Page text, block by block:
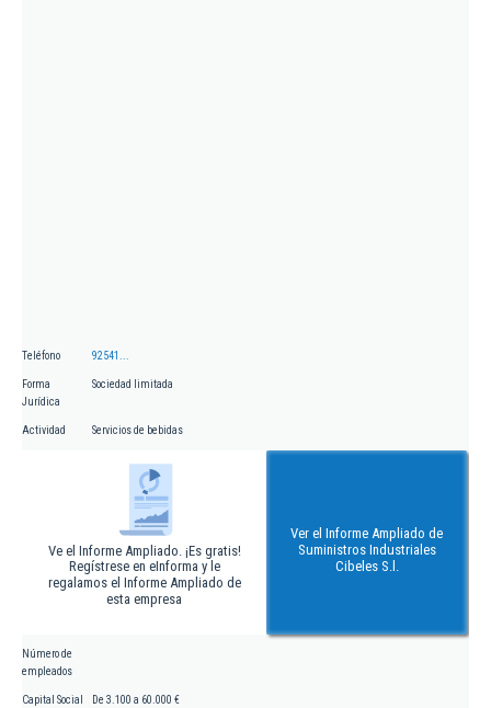
Teléfono 92541...
Forma
Jurídica
Sociedad limitada
Actividad Servicios de bebidas
Ve el Informe Ampliado. ¡Es gratis!
Regístrese en eInforma y le
regalamos el Informe Ampliado de
esta empresa
Ver el Informe Ampliado de
Suministros Industriales
Cibeles S.l.
Número de
empleados
Capital Social De 3.100 a 60.000 €